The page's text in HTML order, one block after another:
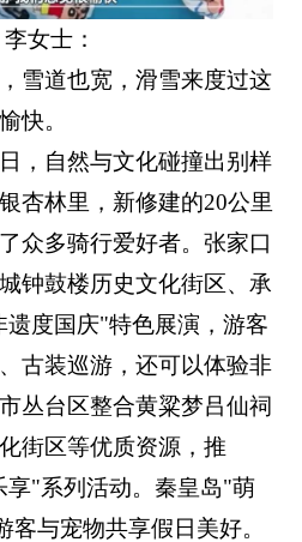
女士：
雪道也宽，滑雪来度过这
快。
，自然与文化碰撞出别样
杏林里，新修建的20公里
众多骑行爱好者。张家口
钟鼓楼历史文化街区、承
度国庆"特色展演，游客
古装巡游，还可以体验非
丛台区整合黄粱梦吕仙祠
街区等优质资源，推
享"系列活动。秦皇岛"萌
与宠物共享假日美好。